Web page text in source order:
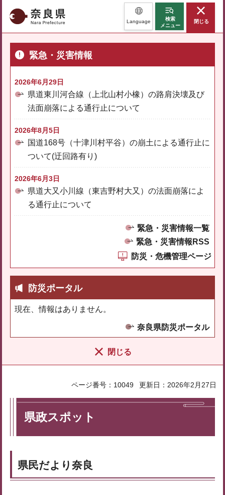
奈良県 Language
検索
メニュー
閉じる
緊急・災害情報
2026年6月29日
県道東川河合線（上北山村小橡）の路肩決壊及び
法面崩落による通行止について
2026年8月5日
国道168号（十津川村平谷）の崩土による通行止に
ついて(迂回路有り)
2026年6月3日
県道大又小川線（東吉野村大又）の法面崩落によ
る通行止について
緊急・災害情報一覧
緊急・災害情報RSS
防災・危機管理ページ
防災ポータル
現在、情報はありません。
奈良県防災ポータル
閉じる
ページ番号：10049 更新日：2026年2月27日
県政スポット
県民だより奈良